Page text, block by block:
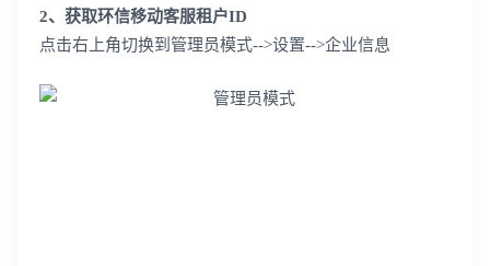
2、获取环信移动客服租户ID
点击右上角切换到管理员模式-->设置-->企业信息